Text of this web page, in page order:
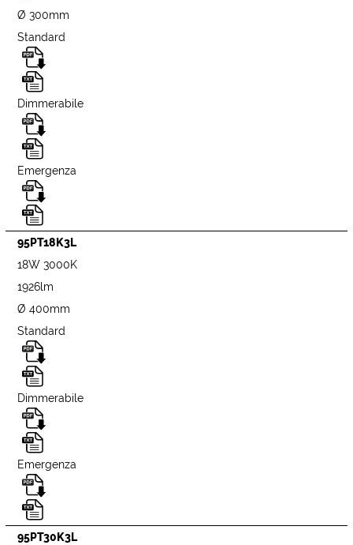
Ø 300mm
Standard
Dimmerabile
Emergenza
95PT18K3L
18W 3000K
1926lm
Ø 400mm
Standard
Dimmerabile
Emergenza
95PT30K3L